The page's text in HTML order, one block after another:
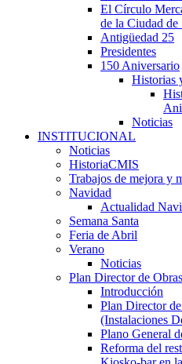
El Círculo
de la Ciudad
Antigüedad 25
Presidentes
150 Aniversario
Historias
Noticias
INSTITUCIONAL
Noticias
HistoriaCMIS
Trabajos de mejora y
Navidad
Actualidad
Semana Santa
Feria de Abril
Verano
Noticias
Plan Director de Obras
Introducción
Plan Director
(Instalaciones
Plano General
Reforma del